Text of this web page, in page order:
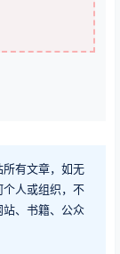
有文章，如无
人或组织，不
、书籍、公众